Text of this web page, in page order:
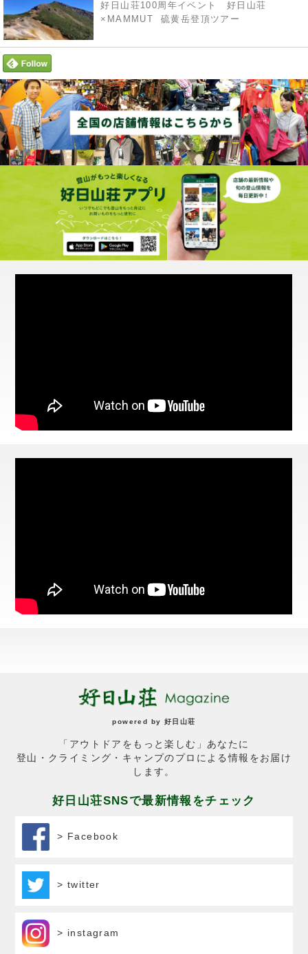
好日山荘100周年イベント 好日山荘
×MAMMUT 硫黄岳登頂ツアー
powered by 好日山荘
「アウトドアをもっと楽しむ」あなたに
登山・クライミング・キャンプのプロによる情報をお届け
します。
好日山荘SNSで最新情報をチェック
> Facebook
> twitter
> instagram